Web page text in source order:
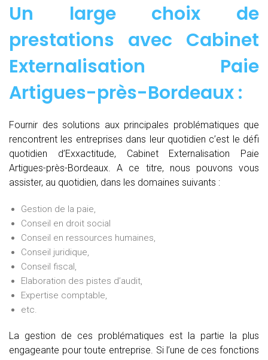
Un large choix de
prestations avec Cabinet
Externalisation Paie
Artigues-près-Bordeaux :
Fournir des solutions aux principales problématiques que
rencontrent les entreprises dans leur quotidien c’est le défi
quotidien d’Exxactitude, Cabinet Externalisation Paie
Artigues-près-Bordeaux. A ce titre, nous pouvons vous
assister, au quotidien, dans les domaines suivants :
Gestion de la paie,
Conseil en droit social
Conseil en ressources humaines,
Conseil juridique,
Conseil fiscal,
Elaboration des pistes d’audit,
Expertise comptable,
etc.
La gestion de ces problématiques est la partie la plus
engageante pour toute entreprise. Si l’une de ces fonctions